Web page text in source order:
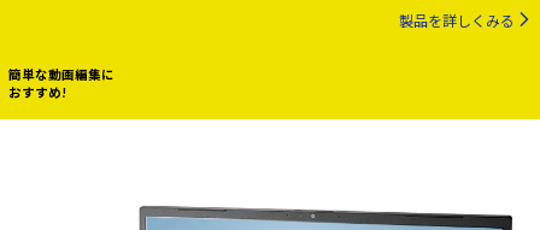
製品を詳しくみる
簡単な動画編集に
おすすめ!